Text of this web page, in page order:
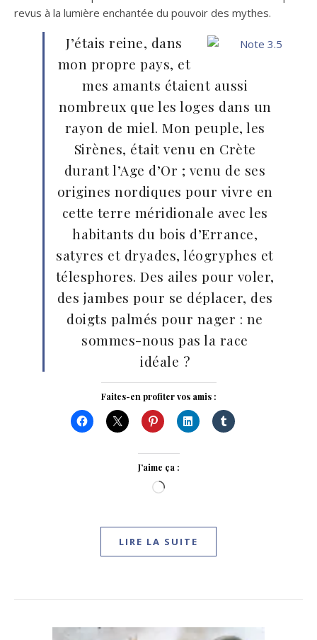
revus à la lumière enchantée du pouvoir des mythes.
J’étais reine, dans
mon propre pays, et
mes amants étaient aussi
nombreux que les loges dans un
rayon de miel. Mon peuple, les
Sirènes, était venu en Crète
durant l’Age d’Or ; venu de ses
origines nordiques pour vivre en
cette terre méridionale avec les
habitants du bois d’Errance,
satyres et dryades, léogryphes et
télesphores. Des ailes pour voler,
des jambes pour se déplacer, des
doigts palmés pour nager : ne
sommes-nous pas la race
idéale ?
Faites-en profiter vos amis :
J’aime ça :
Chargement…
LIRE LA SUITE